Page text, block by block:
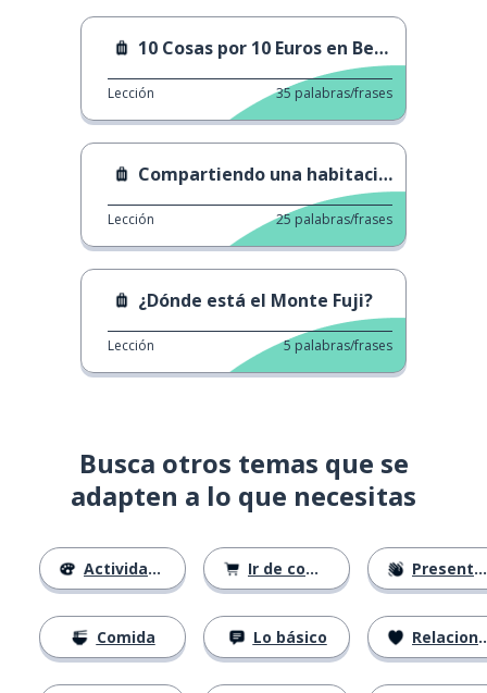
10 Cosas por 10 Euros en Berlín
Lección 35 palabras/frases
Compartiendo una habitación de hotel
Lección 25 palabras/frases
¿Dónde está el Monte Fuji?
Lección 5 palabras/frases
Busca otros temas que se
adapten a lo que necesitas
Actividades
Comida
Ir de compras
Lo básico
Presentándose
Relaciones